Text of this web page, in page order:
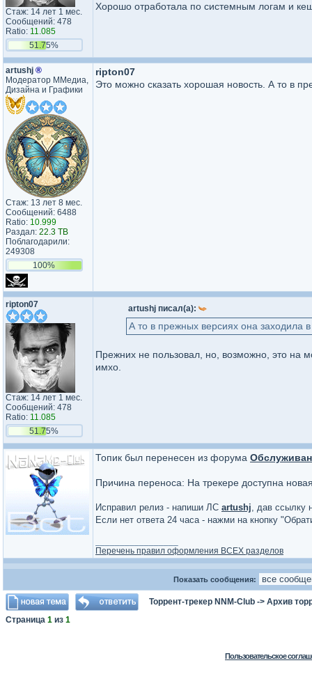
Стаж: 14 лет 1 мес.
Сообщений: 478
Ratio: 11.085
51.75%
Хорошо отработала по системным логам и
artushj ®
Модератор ММедиа,
Дизайна и Графики
Стаж: 13 лет 8 мес.
Сообщений: 6488
Ratio: 10.999
Раздал: 22.3 TB
Поблагодарили:
249308
100%
ripton07
Это можно сказать хорошая новость. А то в
ripton07
Стаж: 14 лет 1 мес.
Сообщений: 478
Ratio: 11.085
51.75%
artushj писал(а):
А то в прежных версиях она заходила
Прежних не пользовал, но, возможно, это на
имхо.
Топик был перенесен из форума
Причина переноса: На трекере доступна
Исправил релиз - напиши ЛС artushj, дав ссылку
Если нет ответа 24 часа - нажми на кнопку
Перечень правил оформления ВСЕХ разделов
Показать сообщения:
Торрент-трекер NNM-Club -> Архив
Страница 1 из 1
Пользовательское